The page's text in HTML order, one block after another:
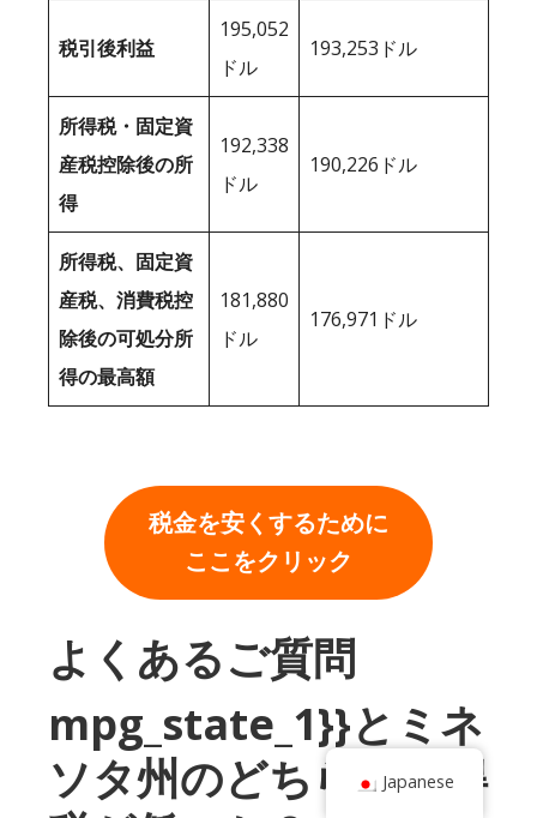
税引後利益
195,052
ドル
193,253ドル
所得税・固定資
産税控除後の所
得
192,338
ドル
190,226ドル
所得税、固定資
産税、消費税控
除後の可処分所
得の最高額
181,880
ドル
176,971ドル
税金を安くするために
ここをクリック
よくあるご質問
mpg_state_1}}とミネ
ソタ州のどちらが所得
Japanese